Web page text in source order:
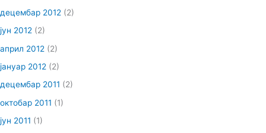
децембар 2012 (2)
јун 2012 (2)
април 2012 (2)
јануар 2012 (2)
децембар 2011 (2)
октобар 2011 (1)
јун 2011 (1)